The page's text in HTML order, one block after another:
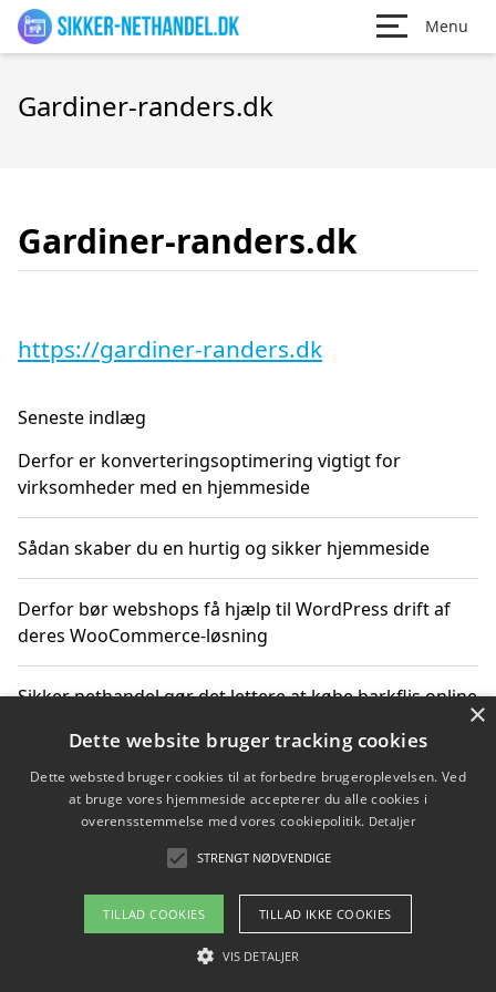
Menu
Gardiner-randers.dk
Gardiner-randers.dk
https://gardiner-randers.dk
Seneste indlæg
Derfor er konverteringsoptimering vigtigt for
virksomheder med en hjemmeside
Sådan skaber du en hurtig og sikker hjemmeside
Derfor bør webshops få hjælp til WordPress drift af
deres WooCommerce-løsning
Sikker nethandel gør det lettere at købe barkflis online
Ting du bør vide før du vælger webbureau i Aarhus
Copyright 2026 - Pilanto Aps
Om / kontakt
Blog Betingelser
×
Dette website bruger tracking cookies
Dette websted bruger cookies til at forbedre brugeroplevelsen. Ved
at bruge vores hjemmeside accepterer du alle cookies i
overensstemmelse med vores cookiepolitik. Detaljer
STRENGT NØDVENDIGE
TILLAD COOKIES TILLAD IKKE COOKIES
VIS DETALJER